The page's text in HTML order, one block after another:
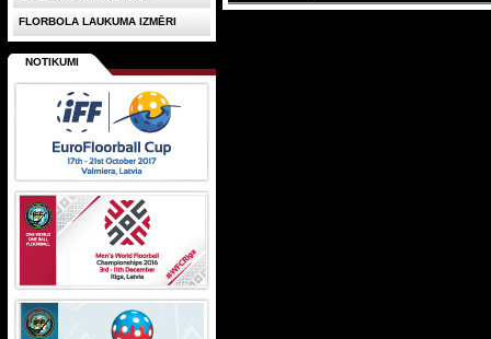
FLORBOLA LAUKUMA IZMĒRI
NOTIKUMI